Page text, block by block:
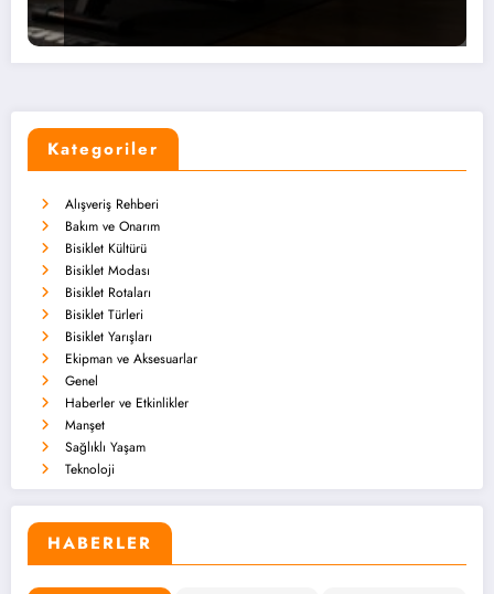
Kategoriler
Alışveriş Rehberi
Bakım ve Onarım
Bisiklet Kültürü
Bisiklet Modası
Bisiklet Rotaları
Bisiklet Türleri
Bisiklet Yarışları
Ekipman ve Aksesuarlar
Genel
Haberler ve Etkinlikler
Manşet
Sağlıklı Yaşam
Teknoloji
HABERLER